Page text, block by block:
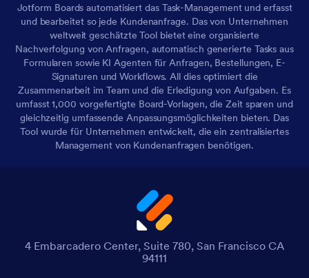
Jotform Boards automatisiert das Task-Management und erfasst
und bearbeitet so jede Kundenanfrage. Das von Unternehmen
weltweit geschätzte Tool bietet eine organisierte
Nachverfolgung von Anfragen, automatisch generierte Tasks aus
Formularen sowie KI Agenten für Anfragen, Bestellungen, E-
Signaturen und Workflows. All dies optimiert die
Zusammenarbeit im Team und die Erledigung von Aufgaben. Es
umfasst 1,000 vorgefertigte Board-Vorlagen, die Zeit sparen und
gleichzeitig umfassende Anpassungsmöglichkeiten bieten. Das
Tool wurde für Unternehmen entwickelt, die ein zentralisiertes
Management von Kundenanfragen benötigen.
4 Embarcadero Center, Suite 780, San Francisco CA
94111